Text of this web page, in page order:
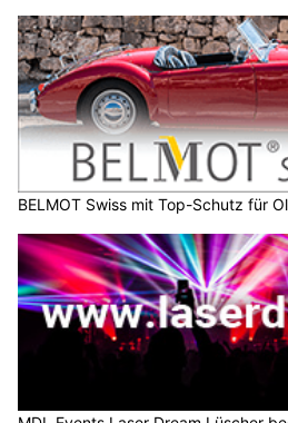
BELMOT Swiss mit Top-Schutz für